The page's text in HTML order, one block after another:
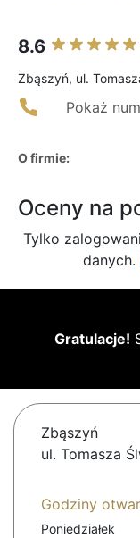
8.6
Zbąszyń, ul.
Pokaż
O firmie:
Oceny na
Tylko
danych.
Gratulacje!
Zbąszyń
ul. Tomasza
Godziny
Poniedziałek